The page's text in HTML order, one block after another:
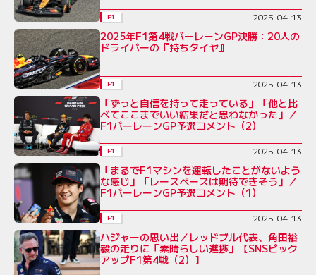
F1 2025-04-13
2025年F1第4戦バーレーンGP決勝：20人の
ドライバーの『持ちタイヤ』
F1 2025-04-13
「ずっと自信を持って走っている」「他と比
べてここまでいい結果だと思わなかった」／
F1バーレーンGP予選コメント（2）
F1 2025-04-13
「まるでF1マシンを運転したことがないよう
な感じ」「レースペースは期待できそう」／
F1バーレーンGP予選コメント（1）
F1 2025-04-13
ハジャーの思い出／レッドブル代表、角田裕
毅の走りに「素晴らしい進捗」【SNSピック
アップF1第4戦（2）】